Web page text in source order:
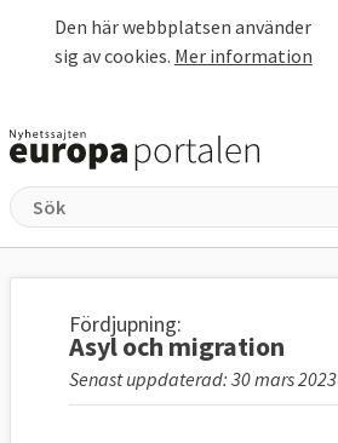
Den här webbplatsen använder
sig av cookies. Mer information
Fördjupning:
Asyl och migration
Senast uppdaterad: 30 mars 2023